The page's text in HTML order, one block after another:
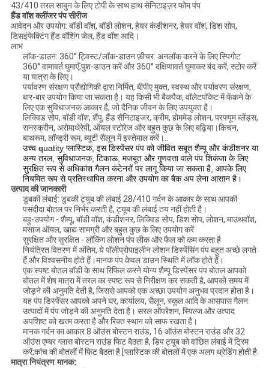
43/410 तरल साबुन के लिए टोपी के साथ हाथ सेनिटाइज़र फोम पंप
हैंड वॉश क्लींजर पंप सीरीज
आवेदन और उपयोग: बॉडी वॉश, बॉडी लोशन, हेयर कंडीशनर, हेयर वॉश, डिश सोप,
डिसइंफेक्टिंग हैंड वॉशिंग जेल, हैंड वॉश आदि।
लाभ
लॉक-डाउन: 360° ट्विस्ट/लॉक-डाउन फ़ीचर: अनलॉक करने के लिए स्पिगोट
360° वामावर्त घुमाएँ;पुश-डाउन करें और 360° दक्षिणावर्त घुमाकर बंद करें, स्टोर करें
या यात्रा के लिए।
पर्यावरण संरक्षण प्रौद्योगिकी द्वारा निर्मित, बीपीए मुक्त, स्वस्थ और पर्यावरण संरक्षण,
बार-बार उपयोग किया जा सकता है। यह किसी भी बैकपैक, वॉलेटपॉकेट में फेंकने के
लिए एक सुविधाजनक आकार है, जो दैनिक जीवन के लिए उपयुक्त है।
लिक्विड सोप, बॉडी वॉश, शैंपू, हैंड सैनिटाइजर, क्रीम, होममेड लोशन, परफ्यूम ब्लेंड्स,
सनस्क्रीन, अरोमाथेरेपी, ऑयल स्टोरेज और बहुत कुछ के लिए बढ़िया।किचन,
बाथरूम, लॉन्ड्री रूम, ब्यूटी सैलून में इस्तेमाल करें।..
उच्च quatity प्लास्टिक, इस डिस्पेंसर पंप को जीवित सबूत शैम्पू और कंडीशनर या
अन्य तरल, सुविधाजनक, टिकाऊ, मजबूत और गुणवत्ता वाले पंप शिकंजा के लिए
सुरक्षित रूप से अधिकांश गैलन कंटेनरों पर लागू किया जा सकता है, आपके लिए
नियमित रूप से प्रतिस्थापित करना और उपयोग का बैक अप लेना आसान है।
उत्पाद की जानकारी
डुबकी लंबाई: डुबकी ट्यूब की लंबाई 28/410 गर्दन के आकार के साथ आपकी
पसंदीदा बोतल पर निर्भर करती है, ट्यूब की लंबाई तय नहीं होती है।
बहु-उपयोग - शैम्पू, बॉडी वॉश, कंडीशनर, लिक्विड सोप, डिश सोप, लोशन, माउथवॉश,
मसाज ऑयल, खाद्य सामग्री और बहुत कुछ के लिए उपयोग करें
सुरक्षित और सुरक्षित - लॉकिंग लोशन पंप लीक और फैल को कम करता है
नियंत्रित वितरण में अंतिम, ये पॉलीप्रोपाइलीन लोशन डिस्पेंसिंग पंप बहुत अच्छे लगते
हैं और विश्वसनीय होते हैं।मानक पंप केवल डाउन स्थिति में लॉक होते हैं।
एक स्पष्ट बोतल बॉडी के साथ रिफिल करने योग्य शैम्पू डिस्पेंसर पंप बोतल आपको
बोतल में शेष मात्रा में तरल का स्पष्ट रूप से निरीक्षण कर सकती है, आपको समय में
जोड़ने की अनुमति देती है, जिससे आपको एक अच्छा उपयोग अनुभव प्रदान होता है।
यह पंप डिस्पेंसर आपको अपने घर, कार्यालय, सैलून, स्कूल आदि के आसपास गैलन
उत्पादों में पंप जोड़ने की अनुमति देता है। सरल ऑपरेशन, स्पिल्ज और उत्पाद
अपशिष्ट को खत्म करता है और रिक्त स्थान को साफ रखता है।
मानक गर्दन का आकार 8 ऑउंस बोस्टन राउंड, 16 ऑउंस बोस्टन राउंड और 32
ऑउंस एम्बर ग्लास बोस्टन राउंड फिट बैठता है, डिप ट्यूब को वांछित लंबाई में ट्रिम
करें;कांच की बोतलों में फिट बैठता है [प्लास्टिक की बोतलों में एक अलग थ्रेडिंग होती है
मात्रा नियंत्रण मानक: